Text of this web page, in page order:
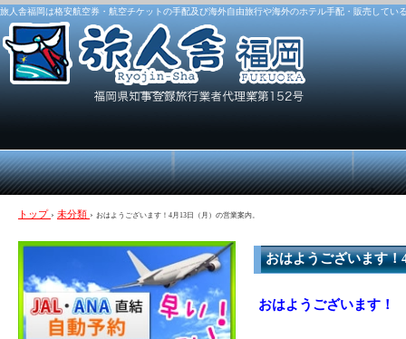
旅人舎福岡は格安航空券・航空チケットの手配及び海外自由旅行や海外のホテル手配・販売して
トップ › 未分類 › おはようございます！4月13日（月）の営業案内。
おはようございます
おはようございます！